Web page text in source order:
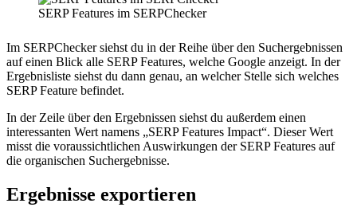
SERP Features im SERPChecker
Im SERPChecker siehst du in der Reihe über den Suchergebnissen
auf einen Blick alle SERP Features, welche Google anzeigt. In der
Ergebnisliste siehst du dann genau, an welcher Stelle sich welches
SERP Feature befindet.
In der Zeile über den Ergebnissen siehst du außerdem einen
interessanten Wert namens „SERP Features Impact“. Dieser Wert
misst die voraussichtlichen Auswirkungen der SERP Features auf
die organischen Suchergebnisse.
Ergebnisse exportieren